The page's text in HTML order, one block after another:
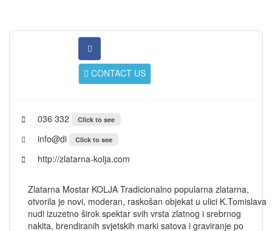
CONTACT US
036 332 Click to see
info@di Click to see
http://zlatarna-kolja.com
Zlatarna Mostar KOLJA Tradicionalno popularna zlatarna,
otvorila je novi, moderan, raskošan objekat u ulici K.Tomislava
nudi izuzetno širok spektar svih vrsta zlatnog i srebrnog
nakita, brendiranih svjetskih marki satova i graviranje po